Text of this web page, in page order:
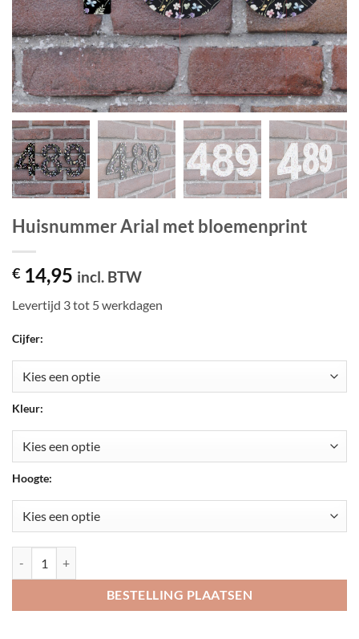
Huisnummer Arial met bloemenprint
€ 14,95 incl. BTW
Levertijd 3 tot 5 werkdagen
Cijfer:
Kleur:
Hoogte:
BESTELLING PLAATSEN